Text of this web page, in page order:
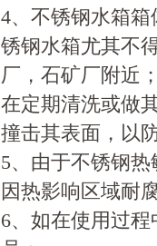
4、不锈钢水箱
锈钢水箱尤其不
厂，石矿厂附近
在定期清洗或做
撞击其表面，以
5、由于不锈钢
因热影响区域耐
6、如在使用过